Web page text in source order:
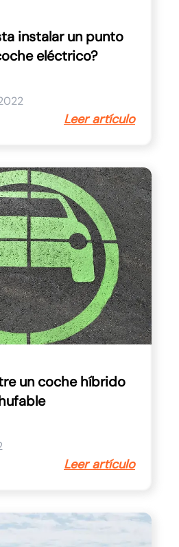
instalar un punto
eléctrico?
Leer artículo
un coche híbrido
Leer artículo